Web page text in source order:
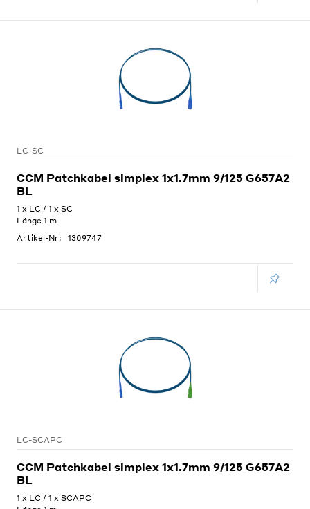
LC-SC
CCM Patchkabel simplex 1x1.7mm 9/125 G657A2
BL
1 x LC / 1 x SC
Länge 1 m
Artikel-Nr:
1309747
LC-SCAPC
CCM Patchkabel simplex 1x1.7mm 9/125 G657A2
BL
1 x LC / 1 x SCAPC